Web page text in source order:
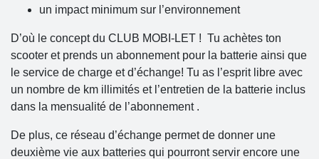
un impact minimum sur l’environnement
D’où le concept du CLUB MOBI-LET ! Tu achètes ton
scooter et prends un abonnement pour la batterie ainsi que
le service de charge et d’échange! Tu as l’esprit libre avec
un nombre de km illimités et l’entretien de la batterie inclus
dans la mensualité de l’abonnement .
De plus, ce réseau d’échange permet de donner une
deuxième vie aux batteries qui pourront servir encore une